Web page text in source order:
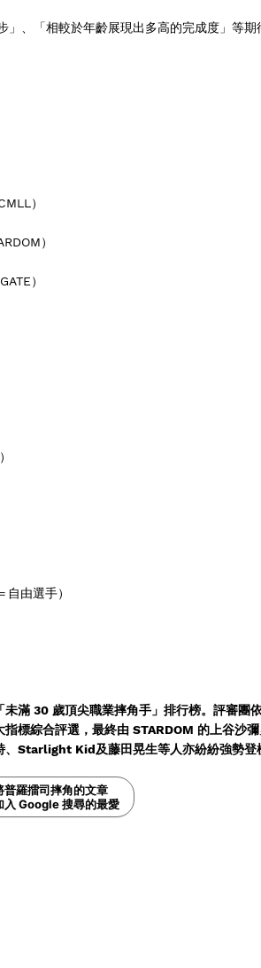
、「相較於年齡展現出多高的完成度」等期
）
）
）
由選手）
滿 30 歲頂尖職業摔角手」排行榜。評審團
標綜合評選，最終由 STARDOM 的上谷沙
、Starlight Kid及藤田晃生等人亦紛紛強勢登
普羅擂司摔角的文章
入 Google 搜尋的最愛